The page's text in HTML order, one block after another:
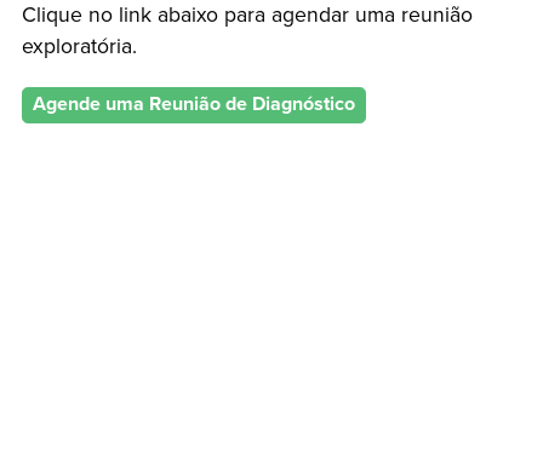
Clique no link abaixo para agendar uma reunião
exploratória.
Agende uma Reunião de Diagnóstico